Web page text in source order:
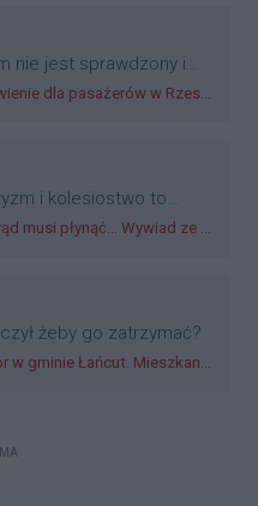
na
nie jest sprawdzony i
się z mim młodym
Albo ogarną, jak to
komentarza:
w Rzeszowie? W mieście ruszyły testy nowego rozwiązania
i kolesiostwo to
rzeszów, takie ***e
komentarza:
Wywiad ze Zbigniewem Możdżeniem - Dyrektorem Generalnym Oddziału PGE Dystrybucja w Rzeszowie
żeby go zatrzymać?
komentarza:
Mieszkaniec Rzeszowa terroryzował rodzinę nożem i zaatakował policjantów! [VIDEO]